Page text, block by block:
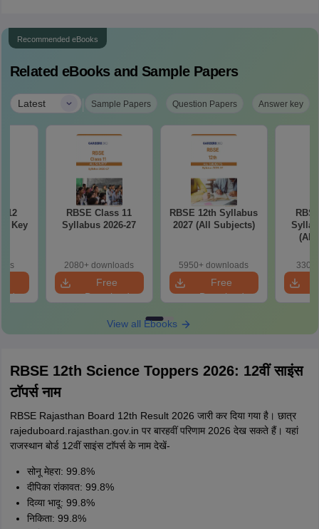
Recommended eBooks
Related eBooks and Sample Papers
Latest | Sample Papers Question Papers Answer key
12
Key
RBSE Class 11
Syllabus 2026-27
2080+ downloads
Free
Download
RBSE 12th Syllabus
2027 (All Subjects)
5950+ downloads
Free
Download
(All
330+
View all Ebooks
RBSE 12th Science Toppers 2026: 12वीं साइंस
टाॅपर्स नाम
RBSE Rajasthan Board 12th Result 2026 जारी कर दिया गया है। छात्र
rajeduboard.rajasthan.gov.in पर बारहवीं परिणाम 2026 देख सकते हैं। यहां
राजस्थान बोर्ड 12वीं साइंस टाॅपर्स के नाम देखें-
सोनू मेहरा: 99.8%
दीपिका रांकावत: 99.8%
दिव्या भादू: 99.8%
निकिता: 99.8%